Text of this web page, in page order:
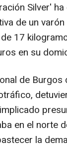
Silver'
de un
17
en su
de
en el norte
la